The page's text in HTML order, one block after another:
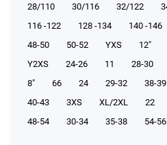
28/110
30/116 32/122
116 -122
128 -134 140 -146
48-50
50-52 YXS 12"
Y2XS
24-26 11 28-30
8"
66 24 29-32 38-39
40-43
3XS XL/2XL 22
48-54
30-34 35-38 54-56